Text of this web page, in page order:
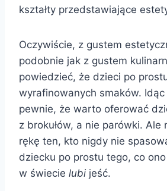
kształty przedstawiające
Oczywiście, z gustem
podobnie jak z gustem
powiedzieć, że dzieci po
wyrafinowanych smaków.
pewnie, że warto oferować
z brokułów, a nie parówki. Ale
rękę ten, kto nigdy nie
dziecku po prostu tego, co
w świecie lubi jeść.